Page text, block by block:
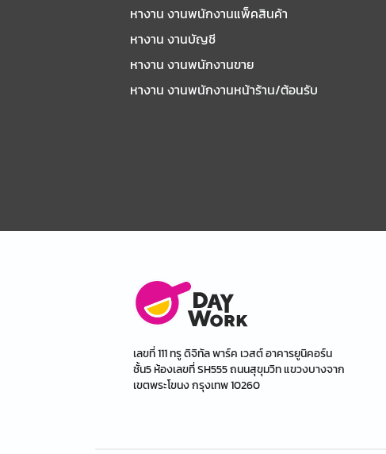
หางาน งานพนักงานแพ็คสินค้า
หางาน งานบัญชี
หางาน งานพนักงานขาย
หางาน งานพนักงานหน้าร้าน/ต้อนรับ
เลขที่ 111 ทรู ดิจิทัล พาร์ค เวสต์ อาคารยูนิคอร์น
ชั้น5 ห้องเลขที่ SH555 ถนนสุขุมวิท แขวงบางจาก
เขตพระโขนง กรุงเทพ 10260